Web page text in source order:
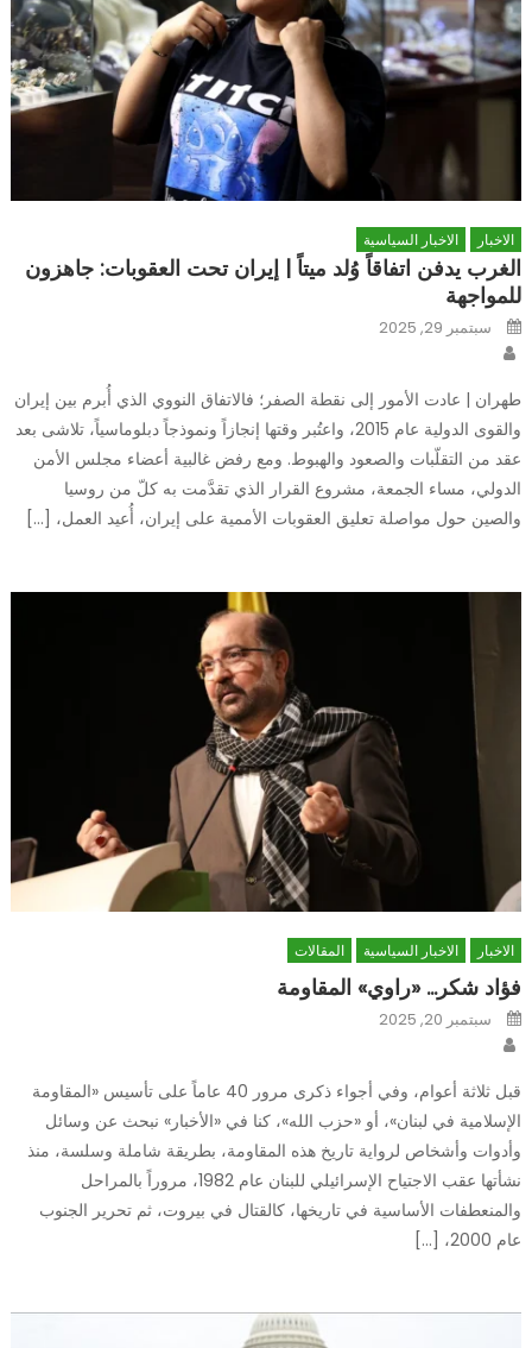
الاخبار الاخبار السياسية
الغرب يدفن اتفاقاً وُلد ميتاً | إيران تحت العقوبات: جاهزون
للمواجهة
Posted
onسبتمبر 29, 2025
طهران | عادت الأمور إلى نقطة الصفر؛ فالاتفاق النووي الذي أُبرم بين إيران
والقوى الدولية عام 2015، واعتُبر وقتها إنجازاً ونموذجاً دبلوماسياً، تلاشى بعد
عقد من التقلّبات والصعود والهبوط. ومع رفض غالبية أعضاء مجلس الأمن
الدولي، مساء الجمعة، مشروع القرار الذي تقدَّمت به كلّ من روسيا
والصين حول مواصلة تعليق العقوبات الأممية على إيران، أُعيد العمل، […]
الاخبار الاخبار السياسية المقالات
فؤاد شكر… «راوي» المقاومة
Posted
onسبتمبر 20, 2025
قبل ثلاثة أعوام، وفي أجواء ذكرى مرور 40 عاماً على تأسيس «المقاومة
الإسلامية في لبنان»، أو «حزب الله»، كنا في «الأخبار» نبحث عن وسائل
وأدوات وأشخاص لرواية تاريخ هذه المقاومة، بطريقة شاملة وسلسة، منذ
نشأتها عقب الاجتياح الإسرائيلي للبنان عام 1982، مروراً بالمراحل
والمنعطفات الأساسية في تاريخها، كالقتال في بيروت، ثم تحرير الجنوب
عام 2000، […]